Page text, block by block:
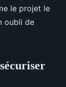
le projet le
oubli de